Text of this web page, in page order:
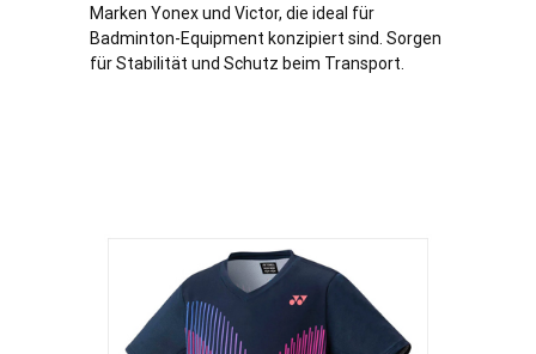
Marken Yonex und Victor, die ideal für
Badminton-Equipment konzipiert sind. Sorgen
für Stabilität und Schutz beim Transport.